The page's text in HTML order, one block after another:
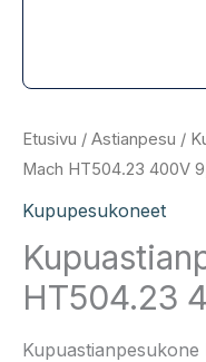
Etusivu / Astianpesu /
Mach HT504.23 400V
Kupupesukoneet
HT504.23